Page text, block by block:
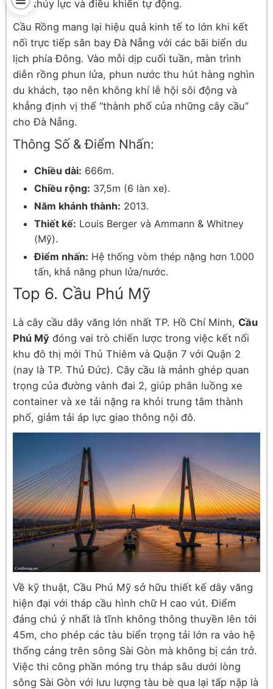
khí, thủy lực và điều khiển tự động.
Cầu Rồng mang lại hiệu quả kinh tế to lớn khi kết
nối trực tiếp sân bay Đà Nẵng với các bãi biển du
lịch phía Đông. Vào mỗi dịp cuối tuần, màn trình
diễn rồng phun lửa, phun nước thu hút hàng nghìn
du khách, tạo nên không khí lễ hội sôi động và
khẳng định vị thế “thành phố của những cây cầu”
cho Đà Nẵng.
Thông Số & Điểm Nhấn:
Chiều dài: 666m.
Chiều rộng: 37,5m (6 làn xe).
Năm khánh thành: 2013.
Thiết kế: Louis Berger và Ammann & Whitney
(Mỹ).
Điểm nhấn: Hệ thống vòm thép nặng hơn 1.000
tấn, khả năng phun lửa/nước.
Top 6. Cầu Phú Mỹ
Là cây cầu dây văng lớn nhất TP. Hồ Chí Minh, Cầu
Phú Mỹ đóng vai trò chiến lược trong việc kết nối
khu đô thị mới Thủ Thiêm và Quận 7 với Quận 2
(nay là TP. Thủ Đức). Cây cầu là mảnh ghép quan
trọng của đường vành đai 2, giúp phân luồng xe
container và xe tải nặng ra khỏi trung tâm thành
phố, giảm tải áp lực giao thông nội đô.
Về kỹ thuật, Cầu Phú Mỹ sở hữu thiết kế dây văng
hiện đại với tháp cầu hình chữ H cao vút. Điểm
đáng chú ý nhất là tĩnh không thông thuyền lên tới
45m, cho phép các tàu biển trọng tải lớn ra vào hệ
thống cảng trên sông Sài Gòn mà không bị cản trở.
Việc thi công phần móng trụ tháp sâu dưới lòng
sông Sài Gòn với lưu lượng tàu bè qua lại tấp nập là